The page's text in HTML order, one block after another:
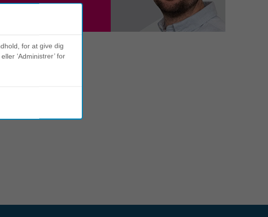
for at give dig
’Administrer’ for